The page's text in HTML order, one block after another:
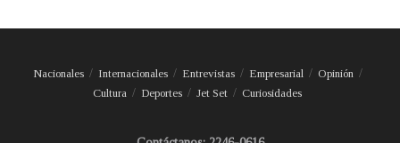
Nacionales Internacionales Entrevistas Empresarial
Opinión
Cultura
Deportes Jet Set Curiosidades